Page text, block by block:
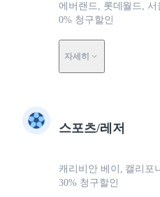
에버랜드, 롯데월드,
0% 청구할인
자세히
스포츠/레저
캐리비안 베이, 캘리포
30% 청구할인